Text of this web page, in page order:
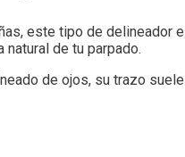
este tipo de delineador
de tu parpado.
de ojos, su trazo